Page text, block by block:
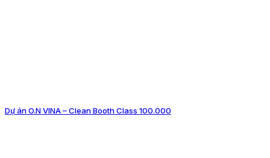
Dự án O.N VINA – Clean Booth Class 100.000